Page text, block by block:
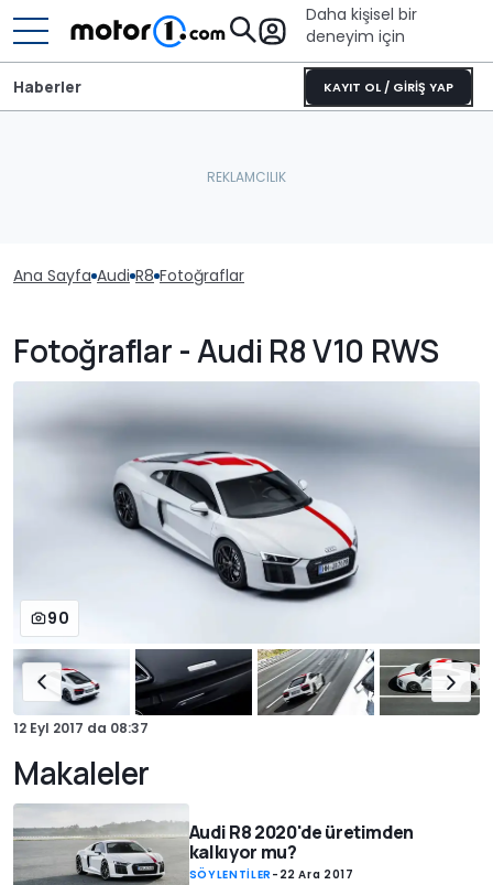
Daha kişisel bir
deneyim için
KAYIT OL / GİRİŞ YAP
Haberler
Ana Sayfa Audi R8 Fotoğraflar
Fotoğraflar - Audi R8 V10 RWS
90
12 Eyl 2017 da 08:37
Makaleler
Audi R8 2020'de üretimden
kalkıyor mu?
SÖYLENTİLER - 22 Ara 2017